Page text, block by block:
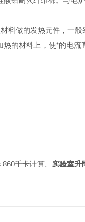
做的发热元件，一般
的材料上，使*的电流
千卡计算。 实验室升